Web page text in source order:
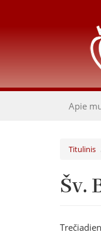
Apie
Titulinis
Šv.